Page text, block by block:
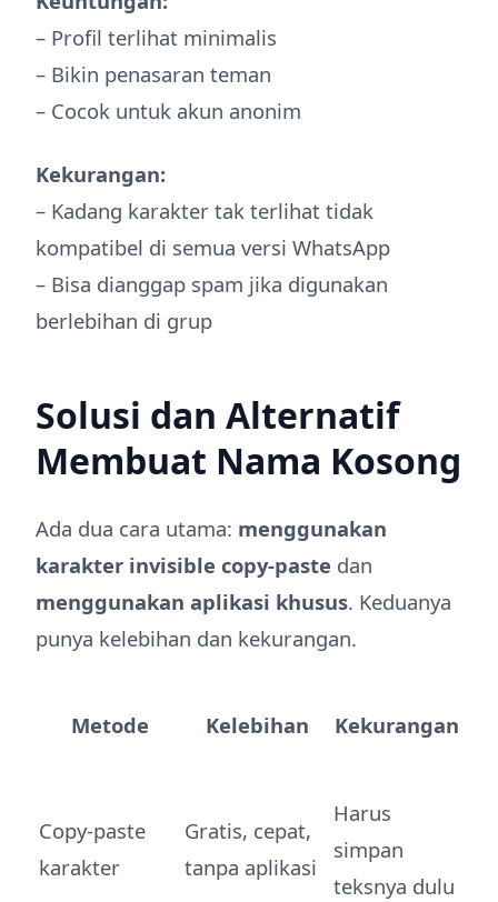
– Profil terlihat minimalis
– Bikin penasaran teman
– Cocok untuk akun anonim
Kekurangan:
– Kadang karakter tak terlihat tidak
kompatibel di semua versi WhatsApp
– Bisa dianggap spam jika digunakan
berlebihan di grup
Solusi dan Alternatif
Membuat Nama Kosong
Ada dua cara utama: menggunakan
karakter invisible copy-paste dan
menggunakan aplikasi khusus. Keduanya
punya kelebihan dan kekurangan.
Metode Kelebihan Kekurangan
Copy-paste
karakter
Gratis, cepat,
tanpa aplikasi
Harus
simpan
teksnya dulu